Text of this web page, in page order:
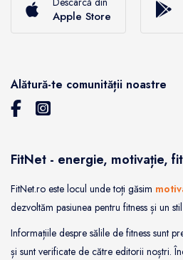
Apple Store
Alătură-te comunității noastre
FitNet - energie, motivație,
FitNet.ro este locul unde toți găsim
dezvoltăm pasiunea pentru fitness și un
Informațiile despre sălile de fitness sunt
și sunt verificate de către editorii noștri.